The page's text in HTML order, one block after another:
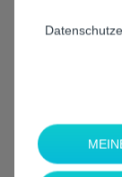
Welche